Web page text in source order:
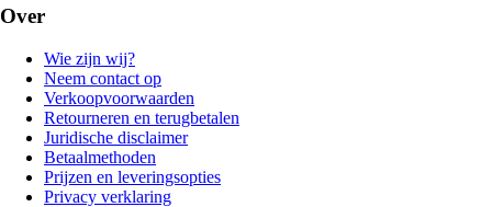
Over
Wie zijn wij?
Neem contact op
Verkoopvoorwaarden
Retourneren en terugbetalen
Juridische disclaimer
Betaalmethoden
Prijzen en leveringsopties
Privacy verklaring